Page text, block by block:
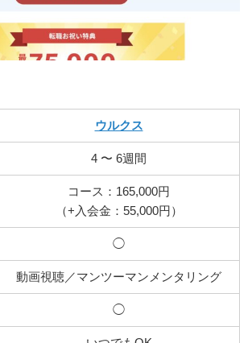
ウルクス
4 〜 6週間
コース：165,000円
（+入会金：55,000円）
◯
動画視聴／マンツーマンメンタリング
◯